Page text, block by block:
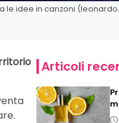
le idee in canzoni
Articoli